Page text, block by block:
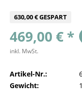
630,00 € GESPART
469,00 € *
inkl. MwSt.
Artikel-Nr.:
Gewicht: